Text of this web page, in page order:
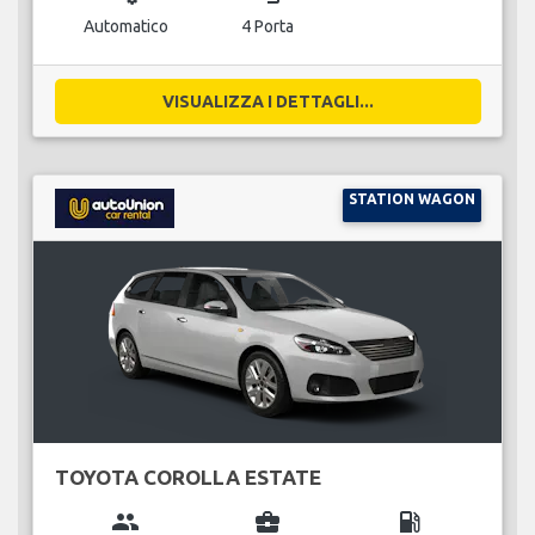
Automatico 4 Porta
VISUALIZZA I DETTAGLI...
STATION WAGON
TOYOTA COROLLA ESTATE
group business_center local_gas_station